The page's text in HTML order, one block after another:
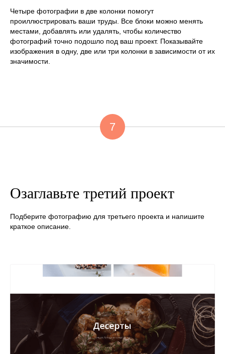
Четыре фотографии в две колонки помогут
проиллюстрировать ваши труды. Все блоки можно менять
местами, добавлять или удалять, чтобы количество
фотографий точно подошло под ваш проект. Показывайте
изображения в одну, две или три колонки в зависимости от их
значимости.
7
Озаглавьте третий проект
Подберите фотографию для третьего проекта и напишите
краткое описание.